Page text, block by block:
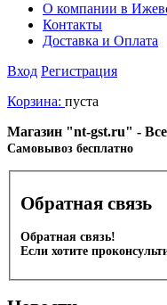
О компании в
Контакты
Доставка и Оплата
Вход Регистрация
Корзина: пуста
Магазин "nt-gst.ru" -
Cамовывоз бесплатно
Обратная связь
Обратная связь!
Если хотите